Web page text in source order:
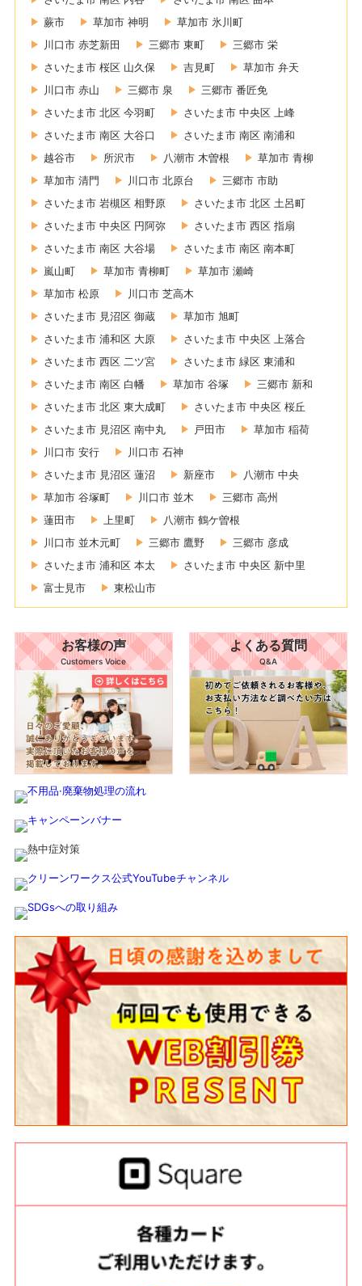
蕨市
草加市 神明
草加市 氷川町
川口市 赤芝新田
三郷市 東町
三郷市 栄
さいたま市 桜区 山久保
吉見町
草加市 弁天
川口市 赤山
三郷市 泉
三郷市 番匠免
さいたま市 北区 今羽町
さいたま市 中央区 上峰
さいたま市 南区 大谷口
さいたま市 南区 南浦和
越谷市
所沢市 八潮市 木曽根
草加市 青柳
草加市 清門
川口市 北原台
三郷市 市助
さいたま市 岩槻区 相野原
さいたま市 北区 土呂町
さいたま市 中央区 円阿弥
さいたま市 西区 指扇
さいたま市 南区 大谷場
さいたま市 南区 南本町
嵐山町
草加市 青柳町
草加市 瀬崎
草加市 松原
川口市 芝高木
さいたま市 見沼区 御蔵
草加市 旭町
さいたま市 浦和区 大原
さいたま市 中央区 上落合
さいたま市 西区 二ツ宮
さいたま市 緑区 東浦和
さいたま市 南区 白幡
草加市 谷塚
三郷市 新和
さいたま市 北区 東大成町
さいたま市 中央区 桜丘
さいたま市 見沼区 南中丸
戸田市
草加市 稲荷
川口市 安行
川口市 石神
さいたま市 見沼区 蓮沼
新座市
八潮市 中央
草加市 谷塚町
川口市 並木
三郷市 高州
蓮田市
上里町
八潮市 鶴ケ曽根
川口市 並木元町
三郷市 鷹野
三郷市 彦成
さいたま市 浦和区 本太
さいたま市 中央区 新中里
富士見市
東松山市
お客様の声
Customers Voice
よくある質問
Q&A